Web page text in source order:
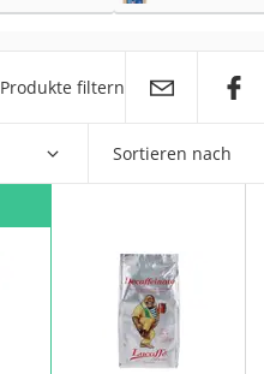
Produkte filtern
Sortieren nach